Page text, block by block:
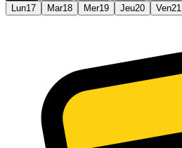
Lun17 Mar18 Mer19 Jeu20 Ven21